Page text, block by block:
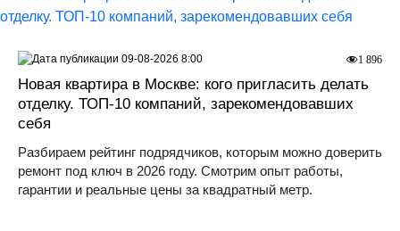
Новая квартира в Москве: кого пригласить делать
отделку. ТОП-10 компаний, зарекомендовавших
себя
Разбираем рейтинг подрядчиков, которым можно доверить
ремонт под ключ в 2026 году. Смотрим опыт работы,
гарантии и реальные цены за квадратный метр.
1 896
09-08-2026 8:00